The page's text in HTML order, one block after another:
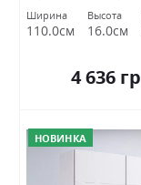
Ширина
110.0см
Высота
16.0см
4 636
НОВИНКА